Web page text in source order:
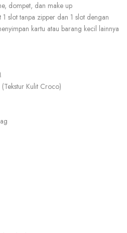
dompet, dan make up
slot tanpa zipper dan 1 slot dengan
kartu atau barang kecil lainnya
Kulit Croco)